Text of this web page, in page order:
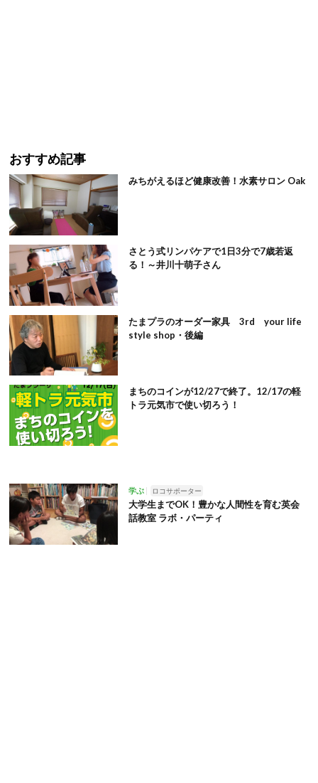
おすすめ記事
みちがえるほど健康改善！水素サロン Oak
さとう式リンパケアで1日3分で7歳若返
る！～井川十萌子さん
たまプラのオーダー家具 3rd your life
style shop・後編
まちのコインが12/27で終了。12/17の軽
トラ元気市で使い切ろう！
学ぶ ロコサポーター
大学生までOK！豊かな人間性を育む英会
話教室 ラボ・パーティ